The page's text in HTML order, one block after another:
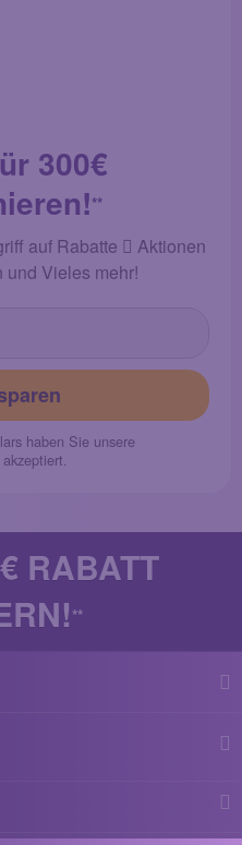
300€
**
auf Rabatte
Aktionen
und Vieles mehr!
haben Sie unsere
RABATT
**